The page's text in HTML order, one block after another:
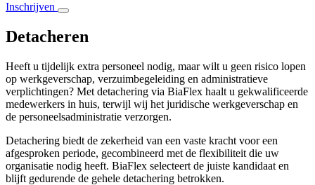
Inschrijven
Detacheren
Heeft u tijdelijk extra personeel nodig, maar wilt u geen risico lopen
op werkgeverschap, verzuimbegeleiding en administratieve
verplichtingen? Met detachering via BiaFlex haalt u gekwalificeerde
medewerkers in huis, terwijl wij het juridische werkgeverschap en
de personeelsadministratie verzorgen.
Detachering biedt de zekerheid van een vaste kracht voor een
afgesproken periode, gecombineerd met de flexibiliteit die uw
organisatie nodig heeft. BiaFlex selecteert de juiste kandidaat en
blijft gedurende de gehele detachering betrokken.